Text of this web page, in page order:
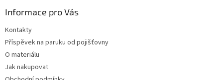
Informace pro Vás
Kontakty
Příspěvek na paruku od pojišťovny
O materiálu
Jak nakupovat